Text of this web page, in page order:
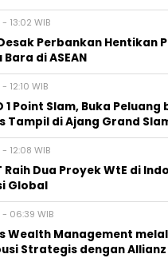
13:02 WIB
Perbankan Hentikan
di ASEAN
12:10 WIB
1 Point Slam, Buka Peluang
Tampil di Ajang Grand
12:08 WIB
Raih Dua Proyek WtE di
Global
06:39 WIB
Wealth Management
Strategis dengan